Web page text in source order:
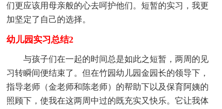
们更应该用母亲般的心去呵护他们。短暂的实习，我更
加坚定了自己的选择。
幼儿园实习总结2
与孩子们在一起的时间总是如此之短暂，两周的见
习转瞬间便结束了。但在竹园幼儿园金园长的领导下，
指导老师（金老师和陈老师）的帮助下以及保育阿姨的
照顾下，使我在这两周中过的既充实又快乐。它让我体